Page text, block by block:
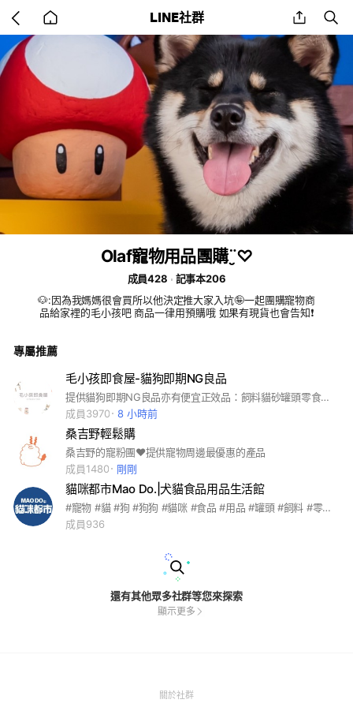
back
to
LINE社群 share
Olaf寵物用品團購¨̮♡︎
成員428
記事本206
🐶:因為我媽媽很會買所以他決定推大家入坑🤪一起團購寵物商
品給家裡的毛小孩吧 商品一律用預購哦 如果有現貨也會告知❗️
專屬推薦
毛小孩即食屋-貓狗即期NG良品
提供貓狗即期NG良品亦有便宜正效品：飼料貓砂罐頭零食營養品 高雄有實體門市谷歌地圖搜：毛小孩即食屋 購買皆有發票
成員3970
8 小時前
桑吉野輕鬆購
桑吉野的寵粉團❤️提供寵物周邊最優惠的產品
成員1480
剛剛
貓咪都市Mao Do.|犬貓食品用品生活館
#寵物 #貓 #狗 #狗狗 #貓咪 #食品 #用品 #罐頭 #飼料 #零食 #貓砂 #團購 #寵物食品 #寵物用品 #貓咪零食 #凍乾 #狗狗凍乾 #狗狗肉乾 #狗狗零食 #貓咪凍乾 #貓咪飼料 #狗狗飼料 #貓咪罐頭 #狗狗罐頭 #寵物飼料 #寵物罐頭 #貓跳台 #貓砂盆 #寵物清潔用品 #貓咪零食 #狗狗零食 #寵物良品 #人食級原料 #寵物保健品 #寵物滴劑 #代購 #寵物用品代購 #毛孩 #寶貝 #毛小孩 #寵物用品 #貓咪用品 #寵物食品
成員936
還有其他眾多社群等您來探索
顯示更多
關於社群(Open